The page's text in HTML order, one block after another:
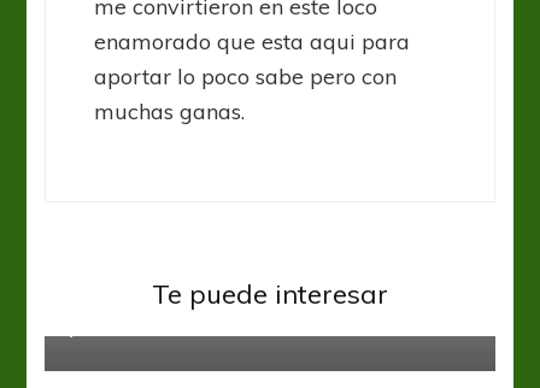
me convirtieron en este loco
enamorado que esta aqui para
aportar lo poco sabe pero con
muchas ganas.
Te puede interesar
Liga Profesional